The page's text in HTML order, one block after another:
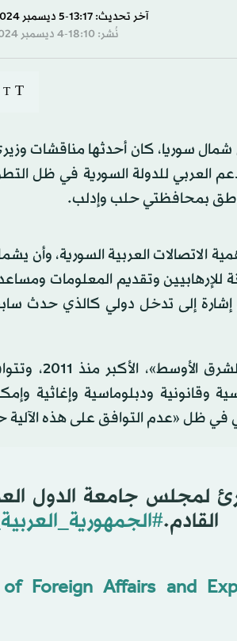
آخر تحديث: 13:17-5 ديسمبر 2024 م ـ 04 جمادى الآخرة 1446 هـ
نُشر: 18:10-4 ديسمبر 2024 م ـ 03 جمادى الآخرة 1446 هـ
T
T
سوريا، كان أحدثها مناقشات
العربي للدولة السورية في ظل
بمحافظتي حلب وإدلب.
العربية السورية، وأن
للإرهابيين وتقديم المعلومات
إلى تدخل دولي كالذي حدث
تلك الاتصالات العربية -
ودبلوماسية وإغاثية
في ظل «عدم التوافق على هذه الآلية
لمجلس جامعة الدول